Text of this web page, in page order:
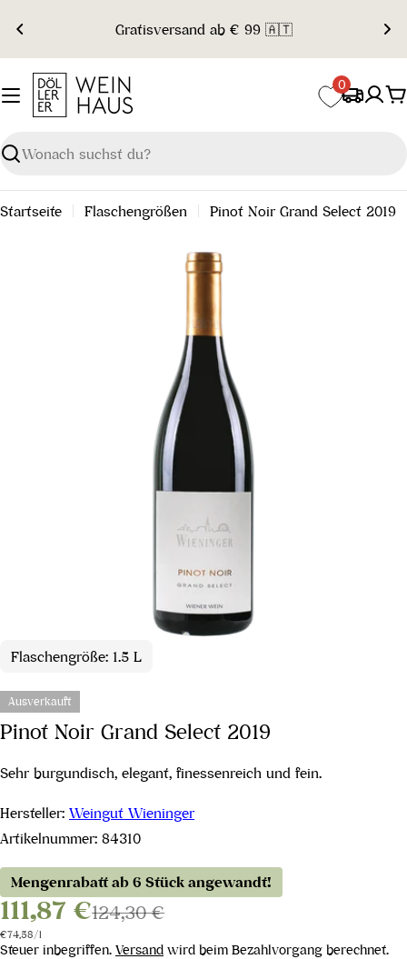
Inhalt
springen
Gratisversand ab € 99 🇦🇹
Suchen
0
Startseite Flaschengrößen Pinot Noir Grand Select 2019
Flaschengröße: 1.5 L
Ausverkauft
Pinot Noir Grand Select 2019
Sehr burgundisch, elegant, finessenreich und fein.
Hersteller: Weingut Wieninger
Artikelnummer: 84310
Mengenrabatt ab 6 Stück angewandt!
111,87 €124,30 €
Stückpreis
€74,58/pro
l
Steuer inbegriffen. Versand wird beim Bezahlvorgang berechnet.